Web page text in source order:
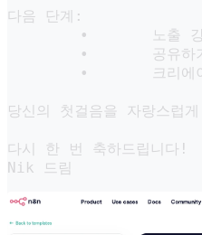
다음 단계:
당신의 첫걸음을 자랑스럽
다시 한 번 축하드립니다!
Nik 드림